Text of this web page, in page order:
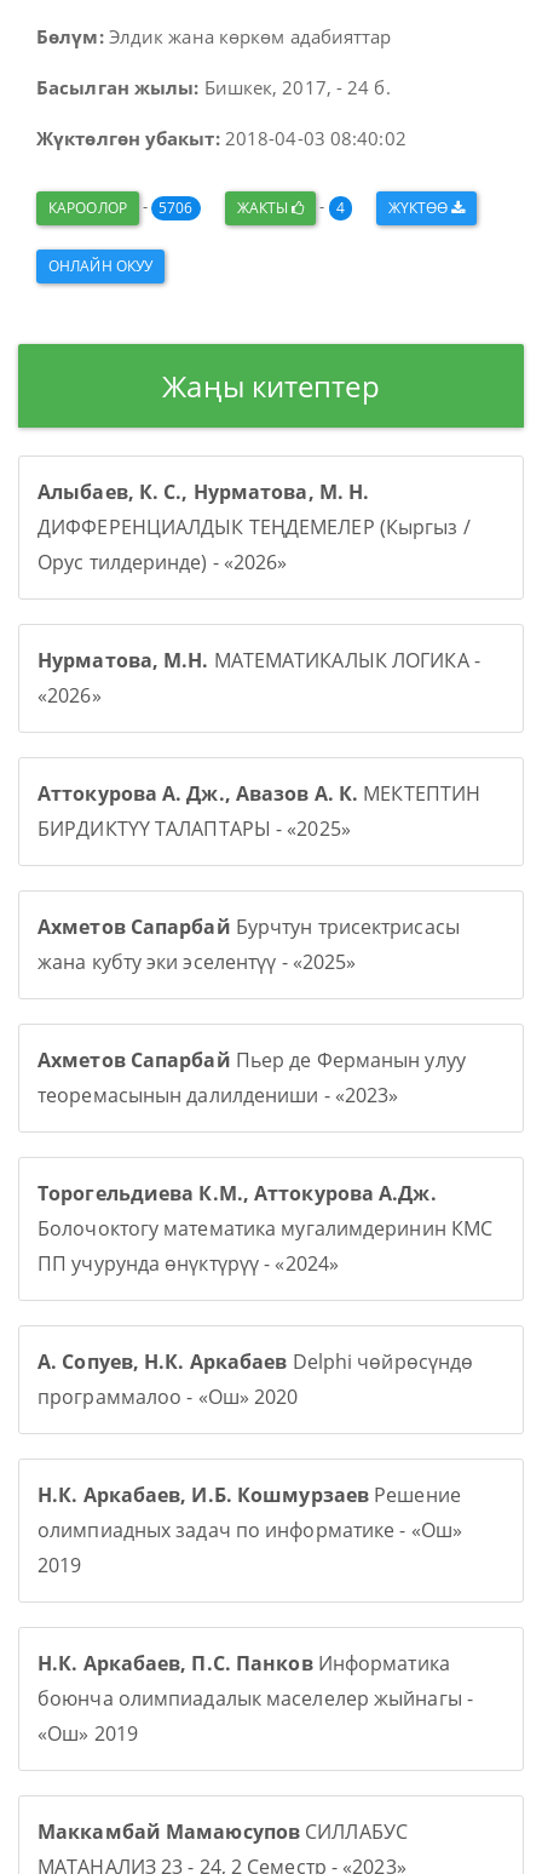
Бөлүм:Элдик жана көркөм адабияттар
Басылган жылы: Бишкек, 2017, - 24 б.
Жүктөлгөн убакыт:2018-04-03 08:40:02
КАРООЛОР - 5706 ЖАКТЫ - 4 ЖҮКТӨӨ
ОНЛАЙН ОКУУ
Жаңы китептер
Алыбаев, К. С., Нурматова, М. Н.
ДИФФЕРЕНЦИАЛДЫК ТЕҢДЕМЕЛЕР (Кыргыз /
Орус тилдеринде) - «2026»
Нурматова, М.Н. МАТЕМАТИКАЛЫК ЛОГИКА -
«2026»
Аттокурова А. Дж., Авазов А. К. МЕКТЕПТИН
БИРДИКТҮҮ ТАЛАПТАРЫ - «2025»
Ахметов Сапарбай Бурчтун трисектрисасы
жана кубту эки эселентүү - «2025»
Ахметов Сапарбай Пьер де Ферманын улуу
теоремасынын далилдениши - «2023»
Торогельдиева К.М., Аттокурова А.Дж.
Болочоктогу математика мугалимдеринин КМС
ПП учурунда өнүктүрүү - «2024»
А. Сопуев, Н.К. Аркабаев Delphi чөйрөсүндө
программалоо - «Ош» 2020
Н.К. Аркабаев, И.Б. Кошмурзаев Решение
олимпиадных задач по информатике - «Ош»
2019
Н.К. Аркабаев, П.С. ПанковИнформатика
боюнча олимпиадалык маселелер жыйнагы -
«Ош» 2019
Маккамбай Мамаюсупов СИЛЛАБУС
МАТАНАЛИЗ 23 - 24, 2 Семестр - «2023»